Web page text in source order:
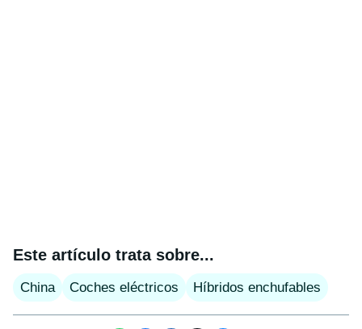
Este artículo trata sobre...
China Coches eléctricos Híbridos enchufables